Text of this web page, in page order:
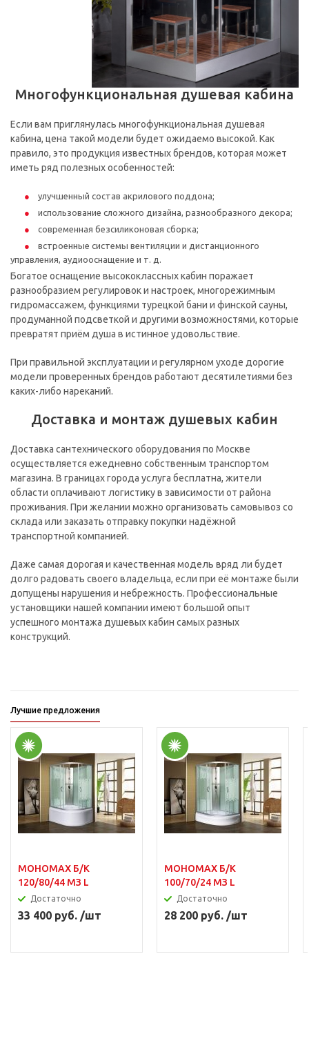
Многофункциональная душевая кабина
Если вам приглянулась многофункциональная душевая
кабина, цена такой модели будет ожидаемо высокой. Как
правило, это продукция известных брендов, которая может
иметь ряд полезных особенностей:
улучшенный состав акрилового поддона;
использование сложного дизайна, разнообразного декора;
современная безсиликоновая сборка;
встроенные системы вентиляции и дистанционного
управления, аудиооснащение и т. д.
Богатое оснащение высококлассных кабин поражает
разнообразием регулировок и настроек, многорежимным
гидромассажем, функциями турецкой бани и финской сауны,
продуманной подсветкой и другими возможностями, которые
превратят приём душа в истинное удовольствие.
При правильной эксплуатации и регулярном уходе дорогие
модели проверенных брендов работают десятилетиями без
каких-либо нареканий.
Доставка и монтаж душевых кабин
Доставка сантехнического оборудования по Москве
осуществляется ежедневно собственным транспортом
магазина. В границах города услуга бесплатна, жители
области оплачивают логистику в зависимости от района
проживания. При желании можно организовать самовывоз со
склада или заказать отправку покупки надёжной
транспортной компанией.
Даже самая дорогая и качественная модель вряд ли будет
долго радовать своего владельца, если при её монтаже были
допущены нарушения и небрежность. Профессиональные
установщики нашей компании имеют большой опыт
успешного монтажа душевых кабин самых разных
конструкций.
Лучшие предложения
МОНОМАХ Б/К
120/80/44 МЗ L
Достаточно
33 400 руб. /шт
МОНОМАХ Б/К
100/70/24 МЗ L
Достаточно
28 200 руб. /шт